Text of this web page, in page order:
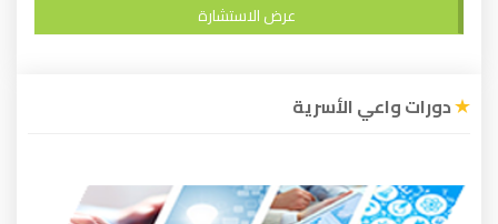
عرض الاستشارة
دورات واعي الأسرية